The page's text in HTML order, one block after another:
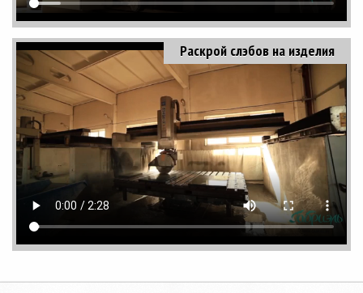
Раскрой слэбов на изделия